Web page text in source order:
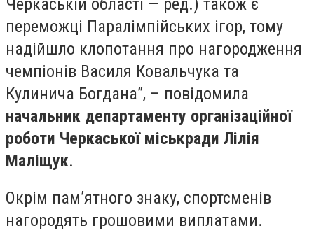
переможці Паралімпійських ігор, тому
надійшло клопотання про нагородження
чемпіонів Василя Ковальчука та
Кулинича Богдана”, – повідомила
начальник департаменту організаційної
роботи Черкаської міськради Лілія
Маліщук.
Окрім пам’ятного знаку, спортсменів
нагородять грошовими виплатами.